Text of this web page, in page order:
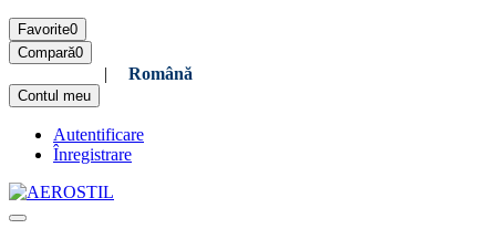
Favorite0
Compară0
| Română
Contul meu
Autentificare
Înregistrare